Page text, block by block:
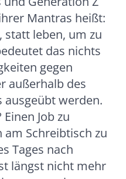
Mantras heißt:
statt leben, um zu
das nichts
gegen
außerhalb des
werden.
Job zu
am Schreibtisch zu
Tages nach
längst nicht mehr